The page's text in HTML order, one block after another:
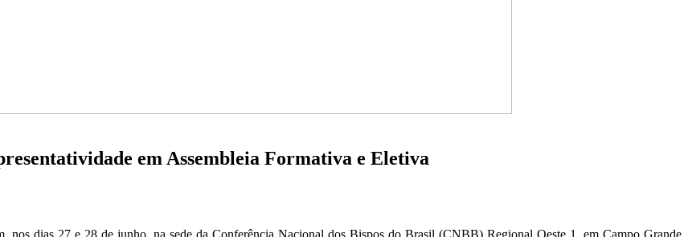
em Assembleia Formativa e Eletiva
nos dias 27 e 28 de junho, na sede da Conferência Nacional dos Bispos do Brasil (CNBB) Regional Oeste 1, em Campo Grande